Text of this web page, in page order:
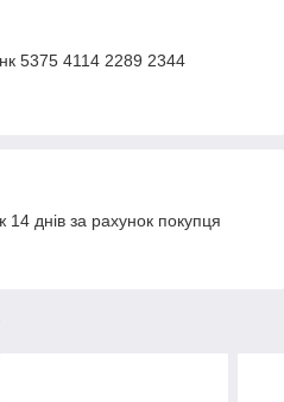
5375 4114 2289 2344
днів за рахунок покупця